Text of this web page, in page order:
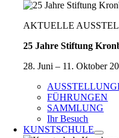
AKTUELLE
25 Jahre Stiftung
28. Juni – 11. Oktober
FÜHRUNGEN
SAMMLUNG
Ihr Besuch
KUNSTSCHULE